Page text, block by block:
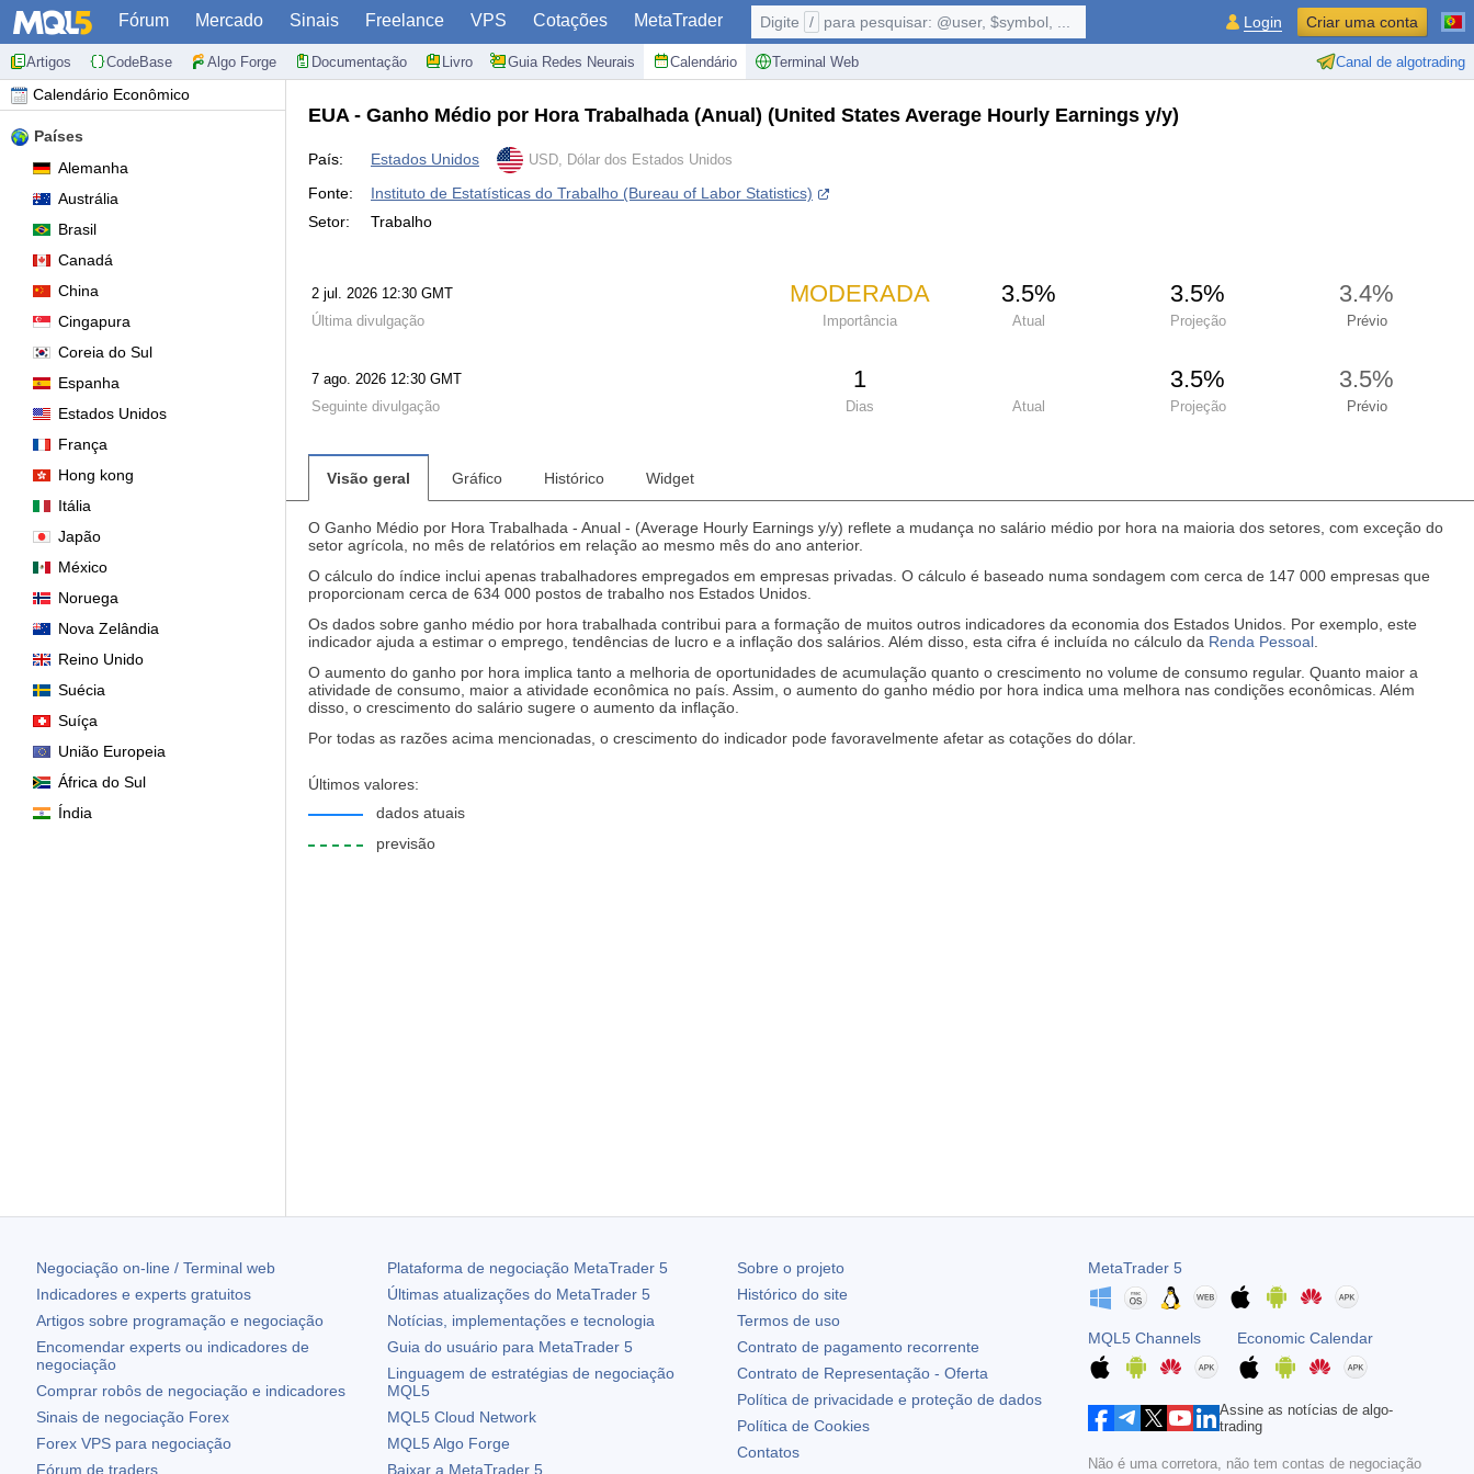
Fórum Mercado Sinais Freelance VPS Cotações MetaTrader
Artigos CodeBase Algo Forge Documentação Livro Guia Redes Neurais Calendário Terminal Web Canal de algotrading
Digite / para pesquisar: @user, $symbol, ... Login Criar uma conta
Calendário Econômico
Países
Alemanha
Austrália
Brasil
Canadá
China
Cingapura
Coreia do Sul
Espanha
Estados Unidos
França
Hong kong
Itália
Japão
México
Noruega
Nova Zelândia
Reino Unido
Suécia
Suíça
União Europeia
África do Sul
Índia
EUA - Ganho Médio por Hora Trabalhada (Anual) (United States Average Hourly Earnings y/y)
País: Estados Unidos USD, Dólar dos Estados Unidos
Fonte:
Instituto de Estatísticas do Trabalho (Bureau of Labor Statistics)
Setor:
Trabalho
2 jul. 2026 12:30 GMT MODERADA 3.5% 3.5% 3.4%
Última divulgação Importância Atual Projeção Prévio
7 ago. 2026 12:30 GMT 1 3.5% 3.5%
Seguinte divulgação Dias Atual Projeção Prévio
Visão geral Gráfico Histórico Widget
O Ganho Médio por Hora Trabalhada - Anual - (Average Hourly Earnings y/y) reflete a mudança no salário médio por hora na maioria dos setores, com exceção do
setor agrícola, no mês de relatórios em relação ao mesmo mês do ano anterior.
O cálculo do índice inclui apenas trabalhadores empregados em empresas privadas. O cálculo é baseado numa sondagem com cerca de 147 000 empresas que
proporcionam cerca de 634 000 postos de trabalho nos Estados Unidos.
Os dados sobre ganho médio por hora trabalhada contribui para a formação de muitos outros indicadores da economia dos Estados Unidos. Por exemplo, este
indicador ajuda a estimar o emprego, tendências de lucro e a inflação dos salários. Além disso, esta cifra é incluída no cálculo da Renda Pessoal
O aumento do ganho por hora implica tanto a melhoria de oportunidades de acumulação quanto o crescimento no volume de consumo regular. Quanto maior a
atividade de consumo, maior a atividade econômica no país. Assim, o aumento do ganho médio por hora indica uma melhora nas condições econômicas. Além
disso, o crescimento do salário sugere o aumento da inflação.
Por todas as razões acima mencionadas, o crescimento do indicador pode favoravelmente afetar as cotações do dólar.
Últimos valores:
dados atuais
previsão
Negociação on-line / Terminal web
Indicadores e experts gratuitos
Artigos sobre programação e negociação
Encomendar experts ou indicadores de
negociação
Comprar robôs de negociação e indicadores
Sinais de negociação Forex
Forex VPS para negociação
Fórum de traders
Plataforma de negociação MetaTrader 5
Últimas atualizações do MetaTrader 5
Notícias, implementações e tecnologia
Guia do usuário para MetaTrader 5
Linguagem de estratégias de negociação
MQL5
MQL5 Cloud Network
MQL5 Algo Forge
Baixar a MetaTrader 5
Sobre o projeto
Histórico do site
Termos de uso
Contrato de pagamento recorrente
Contrato de Representação - Oferta
Política de privacidade e proteção de dados
Política de Cookies
Contatos
MetaTrader 5
MQL5 Channels Economic Calendar
Assine as notícias de algo-
trading
Não é uma corretora, não tem contas de negociação